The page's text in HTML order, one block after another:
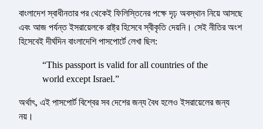
বাংলাদেশ স্বাধীনতার পর থেকেই ফিলিস্তিনের পক্ষে দৃঢ় অবস্থান নিয়ে আসছে
এবং আজ পর্যন্ত ইসরায়েলকে রাষ্ট্র হিসেবে স্বীকৃতি দেয়নি। সেই নীতির অংশ
হিসেবেই দীর্ঘদিন বাংলাদেশি পাসপোর্টে লেখা ছিল:
“This passport is valid for all countries of the
world except Israel.”
অর্থাৎ, এই পাসপোর্ট বিশ্বের সব দেশের জন্য বৈধ হলেও ইসরায়েলের জন্য
নয়।